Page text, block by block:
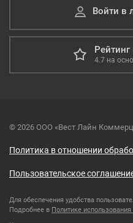
Войти в
4.7 на
© 2026 ООО «Вест Лайн
Политика в отношении
Пользовательское
Для обеспечения удобства
Подробнее в Политике